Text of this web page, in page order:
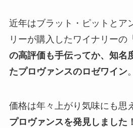
近年はブラット・ピットとア
リーが購入したワイナリーの
の高評価も手伝ってか、知名
たプロヴァンスのロゼワイン。
価格は年々上がり気味にも思
プロヴァンスを発見しました！